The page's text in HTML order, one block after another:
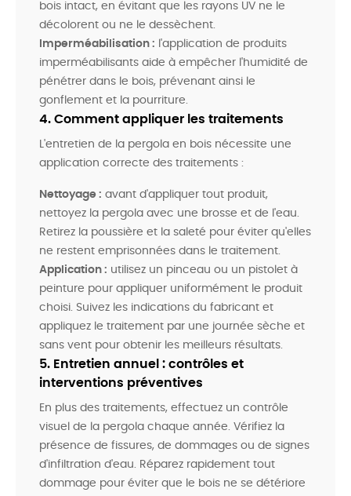
bois intact, en évitant que les rayons UV ne le
décolorent ou ne le dessèchent.
Imperméabilisation : l'application de produits
imperméabilisants aide à empêcher l'humidité de
pénétrer dans le bois, prévenant ainsi le
gonflement et la pourriture.
4. Comment appliquer les traitements
L'entretien de la pergola en bois nécessite une
application correcte des traitements :
Nettoyage : avant d'appliquer tout produit,
nettoyez la pergola avec une brosse et de l'eau.
Retirez la poussière et la saleté pour éviter qu'elles
ne restent emprisonnées dans le traitement.
Application : utilisez un pinceau ou un pistolet à
peinture pour appliquer uniformément le produit
choisi. Suivez les indications du fabricant et
appliquez le traitement par une journée sèche et
sans vent pour obtenir les meilleurs résultats.
5. Entretien annuel : contrôles et
interventions préventives
En plus des traitements, effectuez un contrôle
visuel de la pergola chaque année. Vérifiez la
présence de fissures, de dommages ou de signes
d'infiltration d'eau. Réparez rapidement tout
dommage pour éviter que le bois ne se détériore